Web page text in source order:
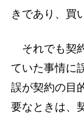
きであり、買
それでも契
ていた事情に
誤が契約の目
要なときは、